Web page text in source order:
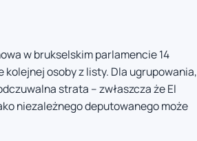
w brukselskim parlamencie 14
osoby z listy. Dla ugrupowania,
strata – zwłaszcza że El
niezależnego deputowanego może